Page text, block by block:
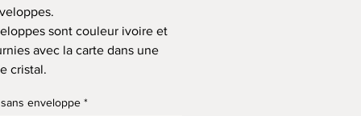
sont couleur ivoire et
avec la carte dans une
cristal.
enveloppe *